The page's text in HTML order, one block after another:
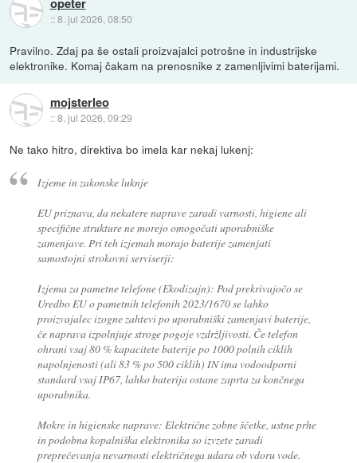
::8. jul 2026, 08:50
Pravilno. Zdaj pa še ostali proizvajalci potrošne in industrijske
elektronike. Komaj čakam na prenosnike z zamenljivimi baterijami.
mojsterleo
::8. jul 2026, 09:29
Ne tako hitro, direktiva bo imela kar nekaj lukenj:
Izjeme in zakonske luknje
EU priznava, da nekatere naprave zaradi varnosti, higiene ali
specifične strukture ne morejo omogočati uporabniške
zamenjave. Pri teh izjemah morajo baterije zamenjati
samostojni strokovni serviserji:
Izjema za pametne telefone (Ekodizajn): Pod prekrivajočo se
Uredbo EU o pametnih telefonih 2023/1670 se lahko
proizvajalec izogne zahtevi po uporabniški zamenjavi baterije,
če naprava izpolnjuje stroge pogoje vzdržljivosti. Če telefon
ohrani vsaj 80 % kapacitete baterije po 1000 polnih ciklih
napolnjenosti (ali 83 % po 500 ciklih) IN ima vodoodporni
standard vsaj IP67, lahko baterija ostane zaprta za končnega
uporabnika.
Mokre in higienske naprave: Električne zobne ščetke, ustne prhe
in podobna kopalniška elektronika so izvzete zaradi
preprečevanja nevarnosti električnega udara ob vdoru vode.